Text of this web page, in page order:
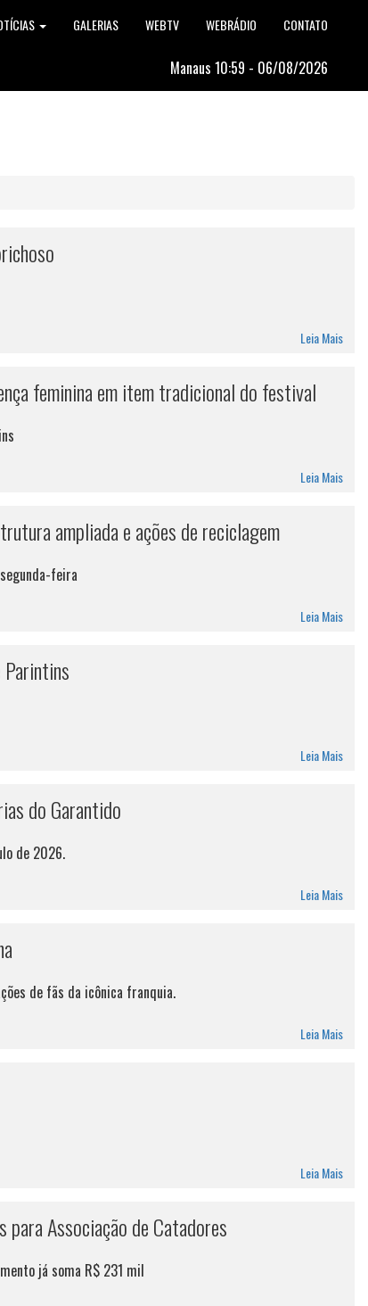
GALERIAS WEBTV WEBRÁDIO CONTATO
Manaus 10:59 - 06/08/2026
Leia Mais
feminina em item tradicional do festival
Leia Mais
ampliada e ações de reciclagem
feira
Leia Mais
Leia Mais
do Garantido
de 2026.
Leia Mais
de fãs da icônica franquia.
Leia Mais
Leia Mais
Associação de Catadores
já soma R$ 231 mil